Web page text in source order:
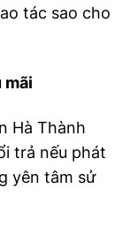
tác sao cho
mãi
Hà Thành
trả nếu phát
yên tâm sử